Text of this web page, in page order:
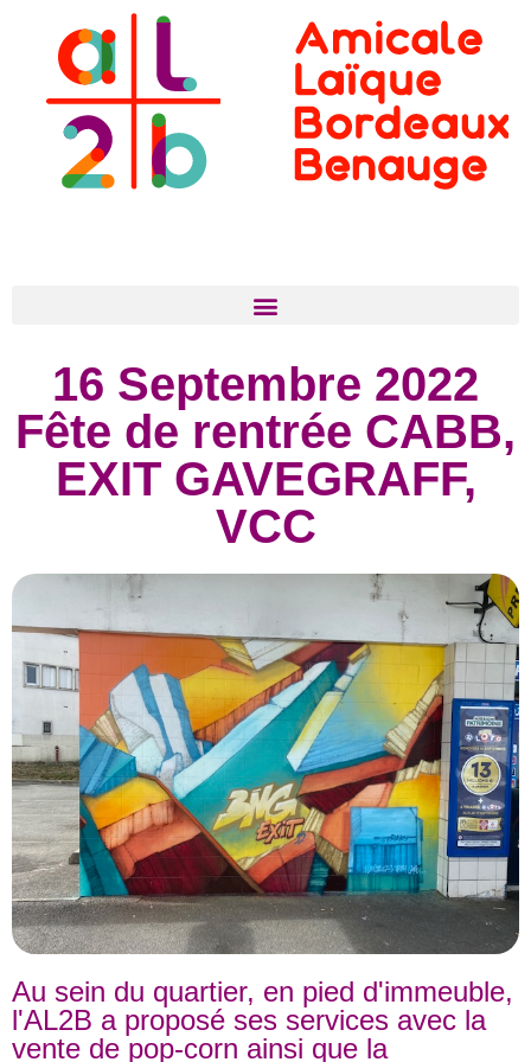
16 Septembre 2022
Fête de rentrée CABB,
EXIT GAVEGRAFF,
VCC
Au sein du quartier, en pied d'immeuble,
l'AL2B a proposé ses services avec la
vente de pop-corn ainsi que la